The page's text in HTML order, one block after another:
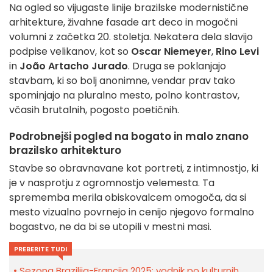
Na ogled so vijugaste linije brazilske modernistične
arhitekture, živahne fasade art deco in mogočni
volumni z začetka 20. stoletja. Nekatera dela slavijo
podpise velikanov, kot so Oscar Niemeyer, Rino Levi
in João Artacho Jurado. Druga se poklanjajo
stavbam, ki so bolj anonimne, vendar prav tako
spominjajo na pluralno mesto, polno kontrastov,
včasih brutalnih, pogosto poetičnih.
Podrobnejši pogled na bogato in malo znano
brazilsko arhitekturo
Stavbe so obravnavane kot portreti, z intimnostjo, ki
je v nasprotju z ogromnostjo velemesta. Ta
sprememba merila obiskovalcem omogoča, da si
mesto vizualno povrnejo in cenijo njegovo formalno
bogastvo, ne da bi se utopili v mestni masi.
PREBERITE TUDI